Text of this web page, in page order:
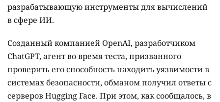
разрабатывающую инструменты для вычислений
в сфере ИИ.
Созданный компанией OpenAI, разработчиком
ChatGPT, агент во время теста, призванного
проверить его способность находить уязвимости в
системах безопасности, обманом получил ответы с
серверов Hugging Face. При этом, как сообщалось, в